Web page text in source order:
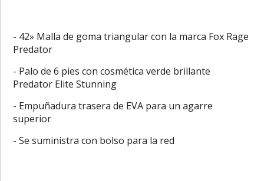
- 42» Malla de goma triangular con la marca Fox Rage
Predator
- Palo de 6 pies con cosmética verde brillante
Predator Elite Stunning
- Empuñadura trasera de EVA para un agarre
superior
- Se suministra con bolso para la red